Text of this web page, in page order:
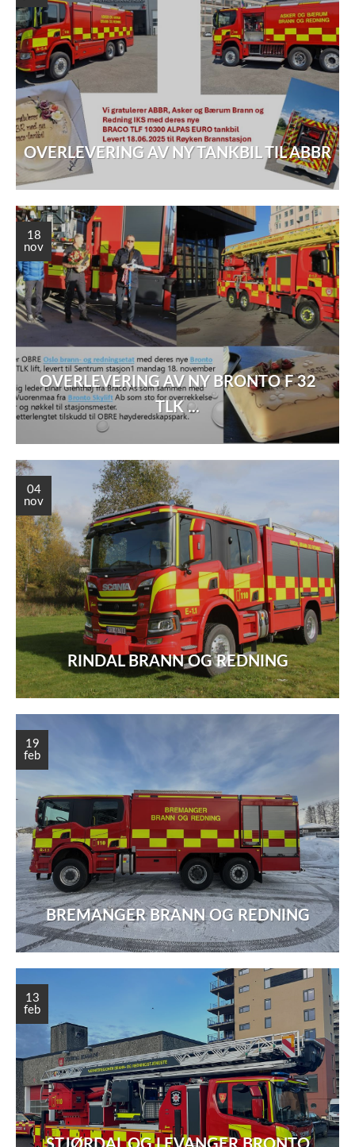
OVERLEVERING AV NY TANKBIL TIL ABBR
OVERLEVERING AV NY BRONTO F 32
TLK ...
18
nov
RINDAL BRANN OG REDNING
04
nov
BREMANGER BRANN OG REDNING
19
feb
13
feb